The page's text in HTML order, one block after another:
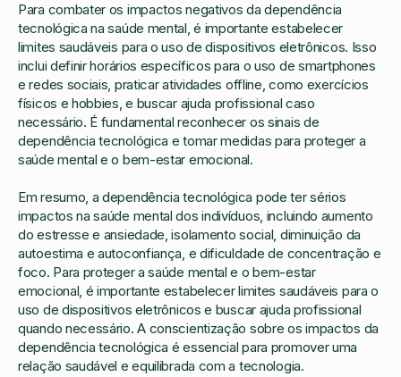
Para combater os impactos negativos da dependência
tecnológica na saúde mental, é importante estabelecer
limites saudáveis para o uso de dispositivos eletrônicos. Isso
inclui definir horários específicos para o uso de smartphones
e redes sociais, praticar atividades offline, como exercícios
físicos e hobbies, e buscar ajuda profissional caso
necessário. É fundamental reconhecer os sinais de
dependência tecnológica e tomar medidas para proteger a
saúde mental e o bem-estar emocional.
Em resumo, a dependência tecnológica pode ter sérios
impactos na saúde mental dos indivíduos, incluindo aumento
do estresse e ansiedade, isolamento social, diminuição da
autoestima e autoconfiança, e dificuldade de concentração e
foco. Para proteger a saúde mental e o bem-estar
emocional, é importante estabelecer limites saudáveis para o
uso de dispositivos eletrônicos e buscar ajuda profissional
quando necessário. A conscientização sobre os impactos da
dependência tecnológica é essencial para promover uma
relação saudável e equilibrada com a tecnologia.